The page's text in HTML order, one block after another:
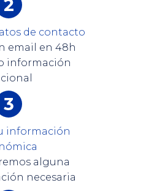
de contacto
email en 48h
información
información
alguna
necesaria